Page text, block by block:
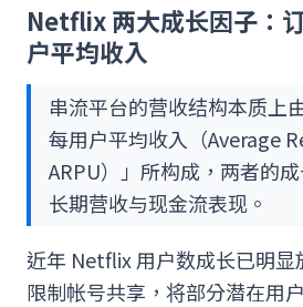
Netflix 两大成长因子：
户平均收入
串流平台的营收结构本质上
每用户平均收入（Average
ARPU）」所构成，两者的
长期营收与现金流表现。
近年 Netflix 用户数成长已明显
限制帐号共享，将部分潜在用